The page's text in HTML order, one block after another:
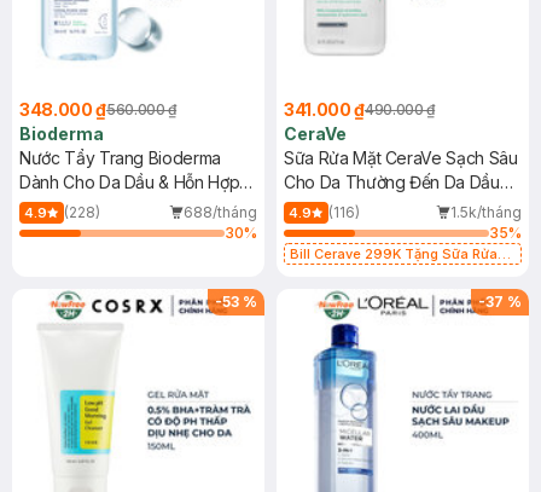
348.000 ₫560.000 ₫
Bioderma
Nước Tẩy Trang Bioderma
Dành Cho Da Dầu & Hỗn Hợp
500ml
4.9 (228)
688/tháng
30%
341.000 ₫490.000 ₫
CeraVe
Sữa Rửa Mặt CeraVe Sạch Sâu
Cho Da Thường Đến Da Dầu
473ml
4.9 (116)
1.5k/tháng
35%
Bill Cerave 299K Tặng Sữa Rửa
-53 % -37 %